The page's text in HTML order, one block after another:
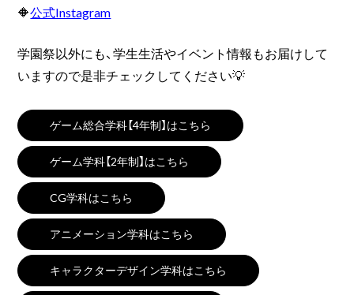
🔶公式Instagram
学園祭以外にも、学生生活やイベント情報もお届けして
いますので是非チェックしてください💡
ゲーム総合学科【4年制】はこちら
ゲーム学科【2年制】はこちら
CG学科はこちら
アニメーション学科はこちら
キャラクターデザイン学科はこちら